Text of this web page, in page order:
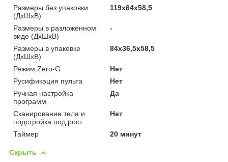
Размеры без упаковки
(ДхШхВ)
119х64х58,5
Размеры в разложенном
виде (ДхШхВ)
-
Размеры в упаковке
(ДхШхВ)
84х36,5х58,5
Режим Zero-G
Нет
Русификация пульта
Нет
Ручная настройка
программ
Да
Сканирование тела и
подстройка под рост
Нет
Таймер 20 минут
Скрыть